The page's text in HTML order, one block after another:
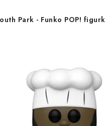
Park - Funko POP!